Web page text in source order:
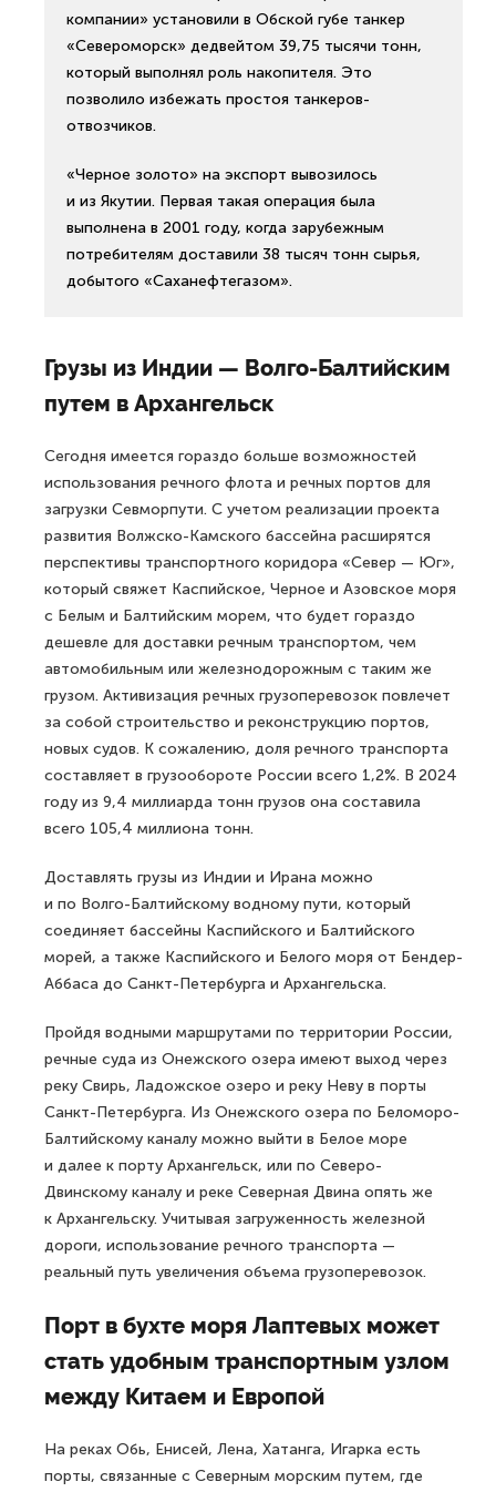
компании» установили в Обской губе танкер
«Североморск» дедвейтом 39,75 тысячи тонн,
который выполнял роль накопителя. Это
позволило избежать простоя танкеров-
отвозчиков.
«Черное золото» на экспорт вывозилось
и из Якутии. Первая такая операция была
выполнена в 2001 году, когда зарубежным
потребителям доставили 38 тысяч тонн сырья,
добытого «Саханефтегазом».
Грузы из Индии — Волго-Балтийским
путем в Архангельск
Сегодня имеется гораздо больше возможностей
использования речного флота и речных портов для
загрузки Севморпути. С учетом реализации проекта
развития Волжско-Камского бассейна расширятся
перспективы транспортного коридора «Север — Юг»,
который свяжет Каспийское, Черное и Азовское моря
с Белым и Балтийским морем, что будет гораздо
дешевле для доставки речным транспортом, чем
автомобильным или железнодорожным с таким же
грузом. Активизация речных грузоперевозок повлечет
за собой строительство и реконструкцию портов,
новых судов. К сожалению, доля речного транспорта
составляет в грузообороте России всего 1,2%. В 2024
году из 9,4 миллиарда тонн грузов она составила
всего 105,4 миллиона тонн.
Доставлять грузы из Индии и Ирана можно
и по Волго-Балтийскому водному пути, который
соединяет бассейны Каспийского и Балтийского
морей, а также Каспийского и Белого моря от Бендер-
Аббаса до Санкт-Петербурга и Архангельска.
Пройдя водными маршрутами по территории России,
речные суда из Онежского озера имеют выход через
реку Свирь, Ладожское озеро и реку Неву в порты
Санкт-Петербурга. Из Онежского озера по Беломоро-
Балтийскому каналу можно выйти в Белое море
и далее к порту Архангельск, или по Северо-
Двинскому каналу и реке Северная Двина опять же
к Архангельску. Учитывая загруженность железной
дороги, использование речного транспорта —
реальный путь увеличения объема грузоперевозок.
Порт в бухте моря Лаптевых может
стать удобным транспортным узлом
между Китаем и Европой
На реках Обь, Енисей, Лена, Хатанга, Игарка есть
порты, связанные с Северным морским путем, где